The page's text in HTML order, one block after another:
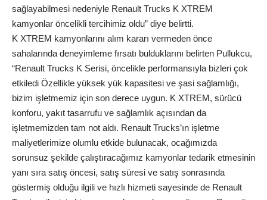
sağlayabilmesi nedeniyle Renault Trucks K XTREM
kamyonlar öncelikli tercihimiz oldu” diye belirtti.
K XTREM kamyonlarını alım kararı vermeden önce
sahalarında deneyimleme fırsatı bulduklarını belirten Pullukcu,
“Renault Trucks K Serisi, öncelikle performansıyla bizleri çok
etkiledi Özellikle yüksek yük kapasitesi ve şasi sağlamlığı,
bizim işletmemiz için son derece uygun. K XTREM, sürücü
konforu, yakıt tasarrufu ve sağlamlık açısından da
işletmemizden tam not aldı. Renault Trucks’ın işletme
maliyetlerimize olumlu etkide bulunacak, ocağımızda
sorunsuz şekilde çalıştıracağımız kamyonlar tedarik etmesinin
yanı sıra satış öncesi, satış süresi ve satış sonrasında
göstermiş olduğu ilgili ve hızlı hizmeti sayesinde de Renault